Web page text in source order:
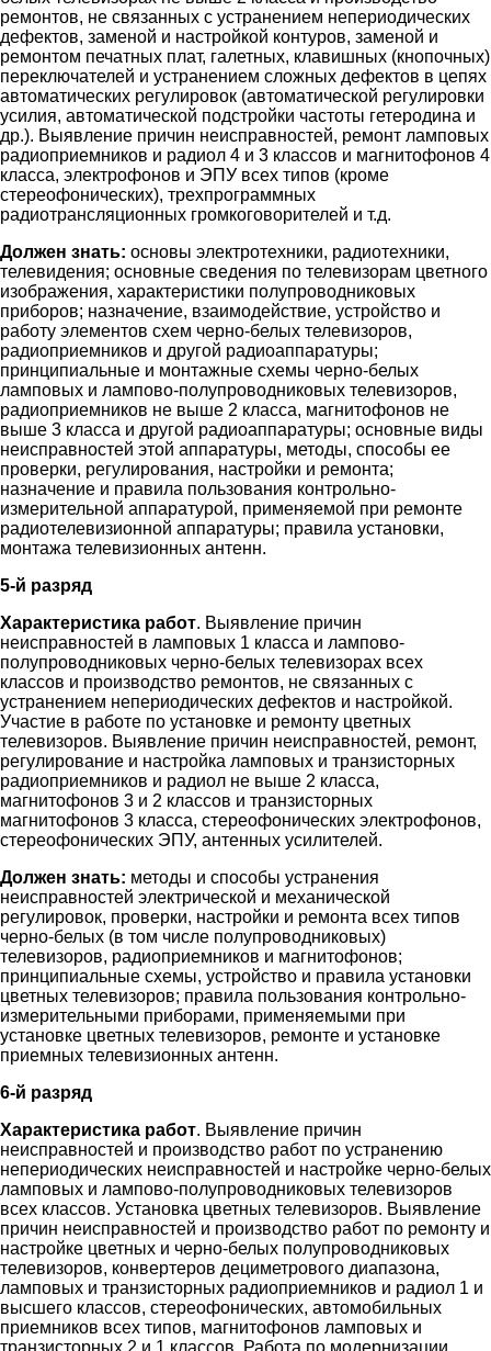
ремонтов, не связанных с устранением непериодических
дефектов, заменой и настройкой контуров, заменой и
ремонтом печатных плат, галетных, клавишных (кнопочных)
переключателей и устранением сложных дефектов в цепях
автоматических регулировок (автоматической регулировки
усилия, автоматической подстройки частоты гетеродина и
др.). Выявление причин неисправностей, ремонт ламповых
радиоприемников и радиол 4 и 3 классов и магнитофонов 4
класса, электрофонов и ЭПУ всех типов (кроме
стереофонических), трехпрограммных
радиотрансляционных громкоговорителей и т.д.
Должен знать: основы электротехники, радиотехники,
телевидения; основные сведения по телевизорам цветного
изображения, характеристики полупроводниковых
приборов; назначение, взаимодействие, устройство и
работу элементов схем черно-белых телевизоров,
радиоприемников и другой радиоаппаратуры;
принципиальные и монтажные схемы черно-белых
ламповых и лампово-полупроводниковых телевизоров,
радиоприемников не выше 2 класса, магнитофонов не
выше 3 класса и другой радиоаппаратуры; основные виды
неисправностей этой аппаратуры, методы, способы ее
проверки, регулирования, настройки и ремонта;
назначение и правила пользования контрольно-
измерительной аппаратурой, применяемой при ремонте
радиотелевизионной аппаратуры; правила установки,
монтажа телевизионных антенн.
5-й разряд
Характеристика работ. Выявление причин
неисправностей в ламповых 1 класса и лампово-
полупроводниковых черно-белых телевизорах всех
классов и производство ремонтов, не связанных с
устранением непериодических дефектов и настройкой.
Участие в работе по установке и ремонту цветных
телевизоров. Выявление причин неисправностей, ремонт,
регулирование и настройка ламповых и транзисторных
радиоприемников и радиол не выше 2 класса,
магнитофонов 3 и 2 классов и транзисторных
магнитофонов 3 класса, стереофонических электрофонов,
стереофонических ЭПУ, антенных усилителей.
Должен знать: методы и способы устранения
неисправностей электрической и механической
регулировок, проверки, настройки и ремонта всех типов
черно-белых (в том числе полупроводниковых)
телевизоров, радиоприемников и магнитофонов;
принципиальные схемы, устройство и правила установки
цветных телевизоров; правила пользования контрольно-
измерительными приборами, применяемыми при
установке цветных телевизоров, ремонте и установке
приемных телевизионных антенн.
6-й разряд
Характеристика работ. Выявление причин
неисправностей и производство работ по устранению
непериодических неисправностей и настройке черно-белых
ламповых и лампово-полупроводниковых телевизоров
всех классов. Установка цветных телевизоров. Выявление
причин неисправностей и производство работ по ремонту и
настройке цветных и черно-белых полупроводниковых
телевизоров, конвертеров дециметрового диапазона,
ламповых и транзисторных радиоприемников и радиол 1 и
высшего классов, стереофонических, автомобильных
приемников всех типов, магнитофонов ламповых и
транзисторных 2 и 1 классов. Работа по модернизации